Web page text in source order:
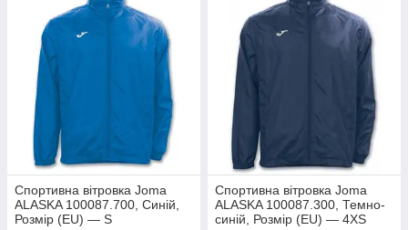
Спортивна вітровка Joma
ALASKA 100087.700, Синій,
Розмір (EU) — S
Спортивна вітровка Joma
ALASKA 100087.300, Темно-
синій, Розмір (EU) — 4XS